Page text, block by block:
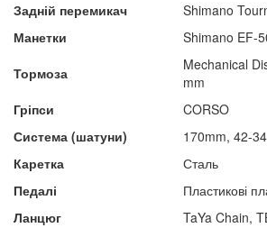
Задній перемикач
Shimano
Манетки
Shimano EF-
Тормоза
Mechanical
mm
Гріпси
CORSO
Система (шатуни)
170mm, 42-
Каретка
Сталь
Педалі
Пластикові
Ланцюг
TaYa Chain,